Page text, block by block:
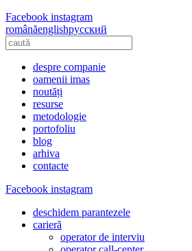
Facebook instagram
românăenglishрусский
despre companie
oamenii imas
noutăți
resurse
metodologie
portofoliu
blog
arhiva
contacte
Facebook instagram
deschidem parantezele
carieră
operator de interviu